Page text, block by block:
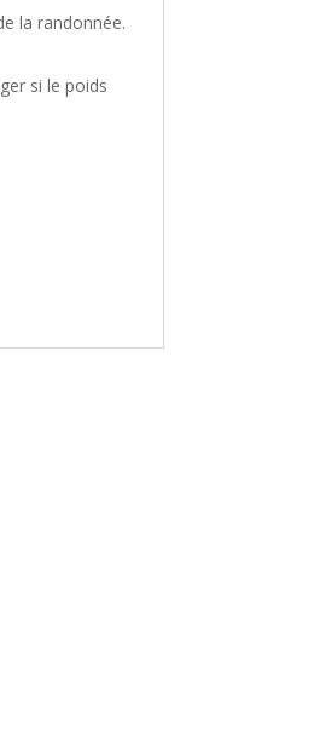
la randonnée.
si le poids